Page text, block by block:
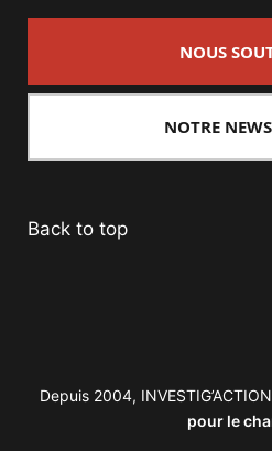
NOUS
NOTRE
Back to top
Depuis 2004,
pour le